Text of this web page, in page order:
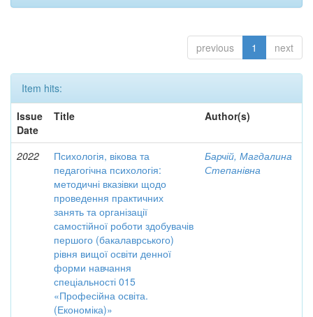
previous 1 next
Item hits:
Issue
Date
Title Author(s)
2022
Психологія, вікова та
педагогічна психологія:
методичні вказівки щодо
проведення практичних
занять та організації
самостійної роботи здобувачів
першого (бакалаврського)
рівня вищої освіти денної
форми навчання
спеціальності 015
«Професійна освіта.
(Економіка)»
Барчій, Магдалина
Степанівна